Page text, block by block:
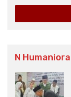
N Humaniora